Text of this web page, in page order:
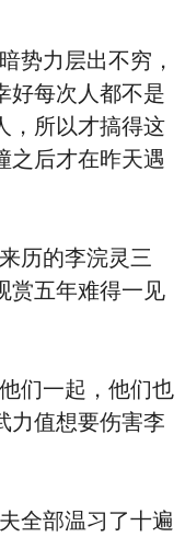
力层出不穷，
好每次人都不是
，所以才搞得这
之后才在昨天遇
的李浣灵三
赏五年难得一见
一起，他们也
力值想要伤害李
部温习了十遍